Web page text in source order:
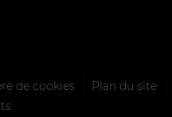
de cookies
Plan du site